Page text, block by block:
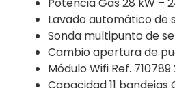
Lavado automático de
Sonda multipunto de
Cambio apertura de
Módulo Wifi Ref.
Capacidad 11 bandejas